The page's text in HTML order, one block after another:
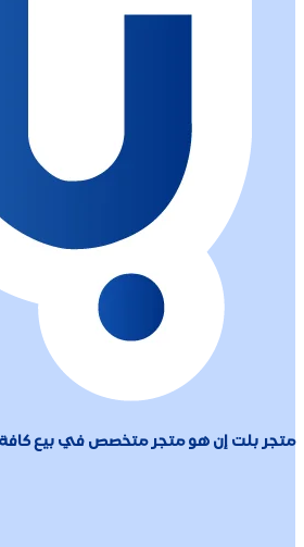
متجر بلت إن هو متجر متخصص في بيع كافة